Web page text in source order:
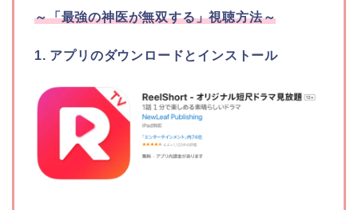
～「最強の神医が無双する」視聴方法～
1. アプリのダウンロードとインストール